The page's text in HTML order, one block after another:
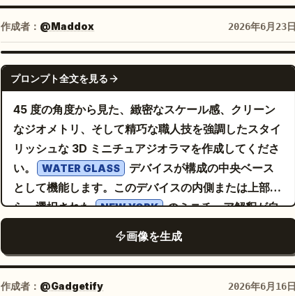
ブロック状の鉢植え、右上の棚に立てた本を配置す
る。装飾として小さなベージュとオレンジの立方体を
散りばめるが、ポスター全体はすっきりと読みやすく
保つ。 ビジュアルスタイル：高品質な 3D ボクセルジ
オラマ、ブロック状の押し出し日本語タイポグラフ
ィ、温かみのあるクリーム、タン、オレンジ、黒、緑
のパレット、柔らかなアンビエントオクルージョン、
正投影の正面図、親しみやすい教育的なテックインフ
ォグラフィック、整然と配置されたラベル、鮮明で読
みやすい日本語テキスト。 制約事項：不要なアイテム
の X マークは 4 つ、承認されたアイテムのチェック
マークは 3 つ、下部の機能カードは 3 枚、マスコット
キャラクターは 2 体とすること。追加のセクション、
チェックリスト、ロゴ、ウォーターマーク、英語のテ
キストは一切追加しないこと。
央右側に、フローティング要素とテーブルトップの生
産性ツールを階層的に配置する。
ディープネイビー、ティール、シアン、ホワイト、バイオ
レット、温かみのあるゴールドのアクセント
を使用すること。全体として、プレミアムな SaaS /
生産性向上ツールのヒーローイメージのような雰囲気
に仕上げ、柔らかな影、光沢のあるベベル、繊細な反
射、角丸の形状を取り入れる。 個別の要素：以下の
13 個の主要オブジェクトを配置すること：中央に大き
なデスクトップブラウザウィンドウ（ダークなトップ
バーとワイヤーフレームレイアウト）、左奥に 9 つの
正方形タイルを備えたダークなグリッドダッシュボー
ドパネル、手前に左側にリストドットと下部にミニボ
4 つのメインコンテンツブロックと 3 つの細いサイド
列を備えたティール色の UI カード、さらに右側に 5
作成者： @Maddox 2026年6月23日
NANO BANANA PRO
プロンプト全文を見る
45 度の角度から見た、緻密なスケール感、クリーン
なジオメトリ、そして精巧な職人技を強調したスタイ
リッシュな 3D ミニチュアジオラマを作成してくださ
い。
WATER GLASS
デバイスが構成の中央ベース
として機能します。このデバイスの内側または上部か
ら、選択された NEW YORK のミニチュア解釈が自
す。 このシーンでは、
NEW YORK
可能なランドマーク、地形の特徴、または象徴的な構
造物を強調し、それらを調和のとれた配置で精密にレ
画像を生成
作成者： @Gadgetify 2026年6月16日